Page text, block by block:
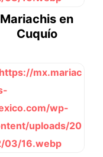
Mariachis en
Cuquío